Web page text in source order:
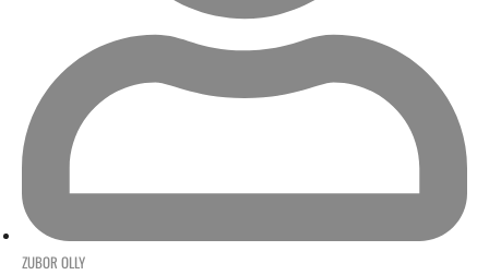
ZUBOR OLLY